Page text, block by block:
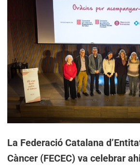
La Federació Catalana
Càncer (FECEC) va celebrar